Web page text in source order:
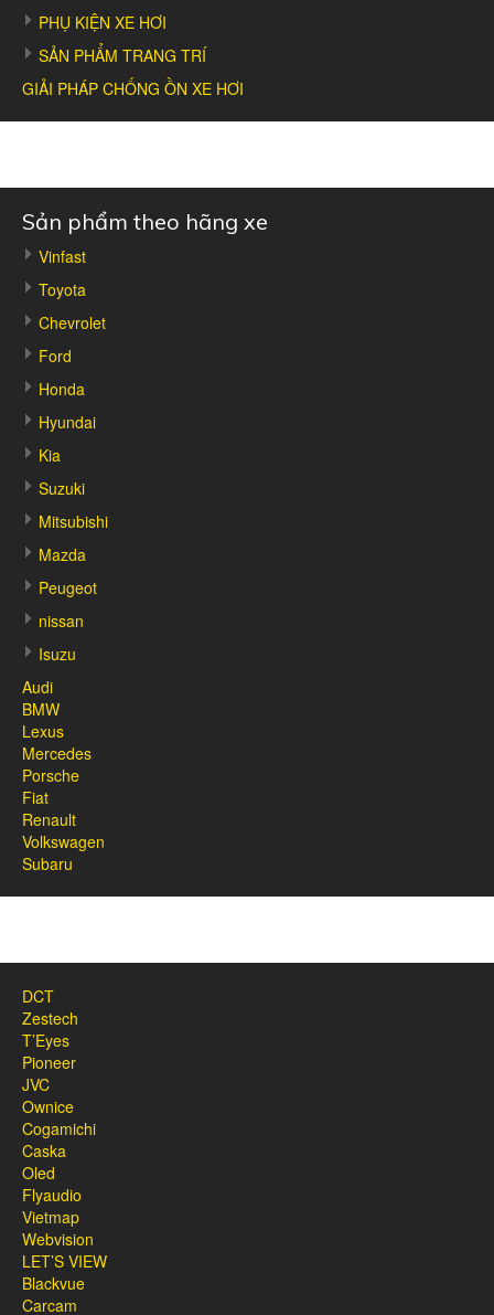
PHỤ KIỆN XE HƠI
SẢN PHẨM TRANG TRÍ
GIẢI PHÁP CHỐNG ỒN XE HƠI
Sản phẩm theo hãng xe
Vinfast
Toyota
Chevrolet
Ford
Honda
Hyundai
Kia
Suzuki
Mitsubishi
Mazda
Peugeot
nissan
Isuzu
Audi
BMW
Lexus
Mercedes
Porsche
Fiat
Renault
Volkswagen
Subaru
DCT
Zestech
T’Eyes
Pioneer
JVC
Ownice
Cogamichi
Caska
Oled
Flyaudio
Vietmap
Webvision
LET’S VIEW
Blackvue
Carcam